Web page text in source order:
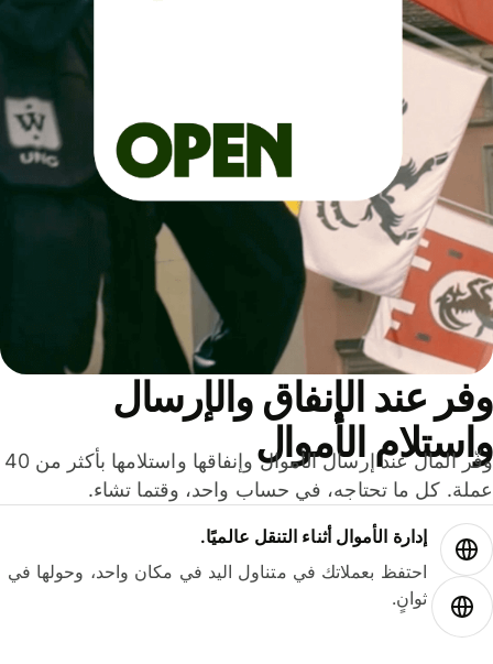
عند الإنفاق والإرسال
الأموال
وفّر المال عند إرسال الأموال وإنفاقها واستلامها بأكثر من 40
كل ما تحتاجه، في حساب واحد، وقتما تشاء.
إدارة الأموال أثناء التنقل عالميًا.
احتفظ بعملاتك في متناول اليد في مكان واحد، وحولها في
ثوانٍ.